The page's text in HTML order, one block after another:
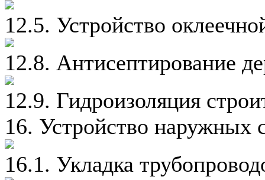
12.5. Устройство
12.8. Антисептирование
12.9. Гидроизоляция
16. Устройство наружных
16.1. Укладка